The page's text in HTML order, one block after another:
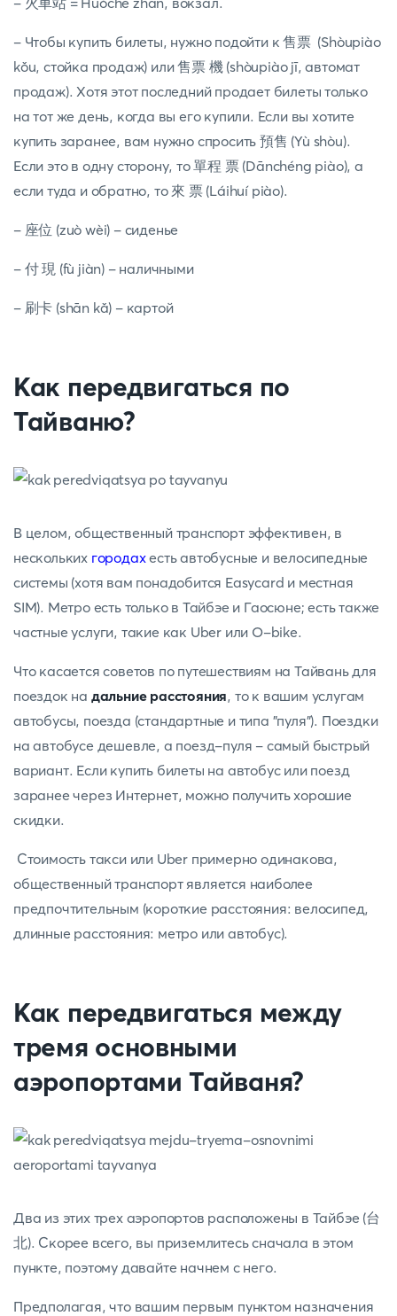
- Чтобы купить билеты, нужно подойти к 售票 (Shòupiào
kǒu, стойка продаж) или 售票 機 (shòupiào jī, автомат
продаж). Хотя этот последний продает билеты только
на тот же день, когда вы его купили. Если вы хотите
купить заранее, вам нужно спросить 預售 (Yù shòu).
Если это в одну сторону, то 單程 票 (Dānchéng piào), а
если туда и обратно, то 來 票 (Láihuí piào).
- 座位 (zuò wèi) - сиденье
- 付 現 (fù jiàn) - наличными
- 刷卡 (shān kǎ) - картой
Как передвигаться по
Тайваню?
В целом, общественный транспорт эффективен, в
нескольких городахесть автобусные и велосипедные
системы (хотя вам понадобится Easycard и местная
SIM). Метро есть только в Тайбэе и Гаосюне; есть также
частные услуги, такие как Uber или O-bike.
Что касается советов по путешествиям на Тайвань для
поездок на дальние расстояния, то к вашим услугам
автобусы, поезда (стандартные и типа "пуля"). Поездки
на автобусе дешевле, а поезд-пуля - самый быстрый
вариант. Если купить билеты на автобус или поезд
заранее через Интернет, можно получить хорошие
скидки.
Стоимость такси или Uber примерно одинакова,
общественный транспорт является наиболее
предпочтительным (короткие расстояния: велосипед,
длинные расстояния: метро или автобус).
Как передвигаться между
тремя основными
аэропортами Тайваня?
Два из этих трех аэропортов расположены в Тайбэе (台
北). Скорее всего, вы приземлитесь сначала в этом
пункте, поэтому давайте начнем с него.
Предполагая, что вашим первым пунктом назначения